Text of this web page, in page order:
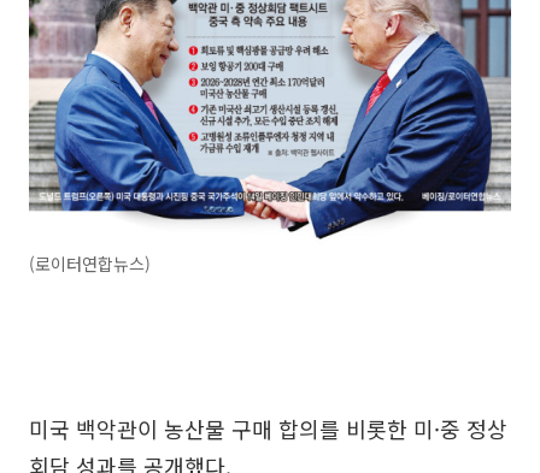
(로이터연합뉴스)
미국 백악관이 농산물 구매 합의를 비롯한 미·중 정상
회담 성과를 공개했다.